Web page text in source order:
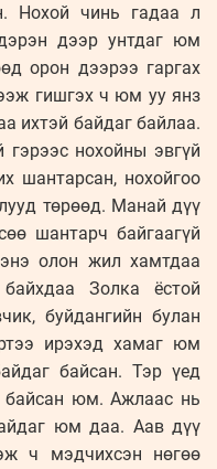
Нохой чинь гадаа л
дээр унтдаг юм
орон дээрээ гаргах
гишгэх ч юм уу янз
ихтэй байдаг байлаа.
нохойны эвгүй
шантарсан, нохойгоо
төрөөд. Манай дүү
шантарч байгаагүй
олон жил хамтдаа
Золка ёстой
буйдангийн булан
ирэхэд хамаг юм
байсан. Тэр үед
байсан юм. Ажлаас нь
юм даа. Аав дүү
ч мэдчихсэн нөгөө